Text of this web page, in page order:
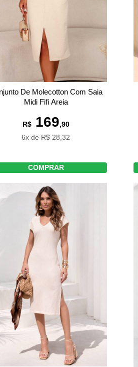
De Molecotton Com Saia
Midi Fifi Areia
R$169,90
6x de R$ 28,32
COMPRAR